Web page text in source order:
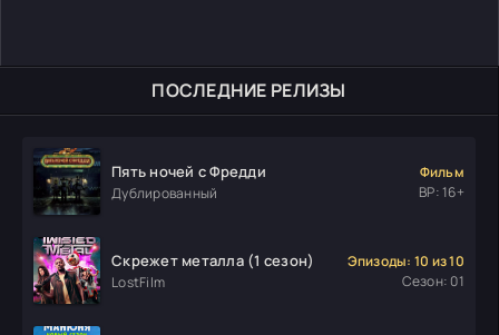
ПОСЛЕДНИЕ РЕЛИЗЫ
Пять ночей с Фредди
Дублированный
Фильм
ВР: 16+
Скрежет металла (1 сезон)
LostFilm
Эпизоды: 10 из 10
Сезон: 01